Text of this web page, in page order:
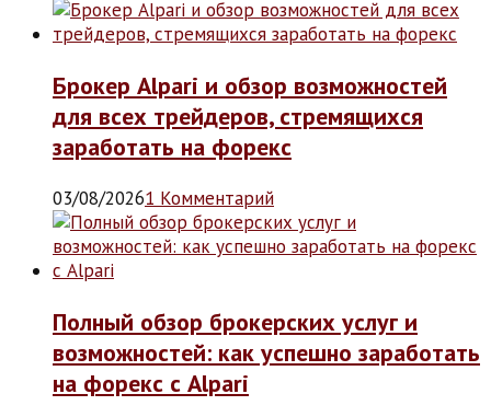
Брокер Alpari и обзор возможностей
для всех трейдеров, стремящихся
заработать на форекс
03/08/20261 Комментарий
Полный обзор брокерских услуг и
возможностей: как успешно заработать
на форекс с Alpari